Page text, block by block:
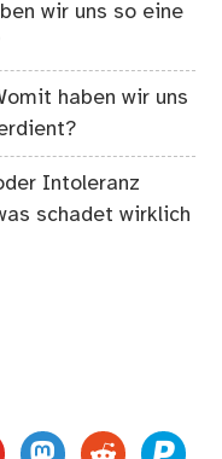
wir uns so eine
haben wir uns
Intoleranz
schadet wirklich
mastodon
reddit paypal